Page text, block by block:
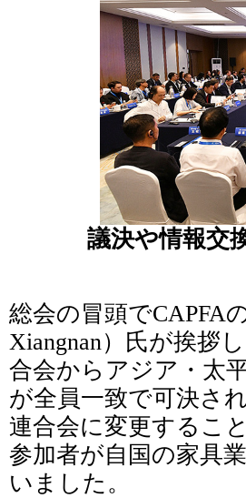
議決や情報交
総会の冒頭でCAPFA
Xiangnan）氏が挨拶
合会からアジア・太
が全員一致で可決さ
連合会に変更するこ
参加者が自国の家具
いました。